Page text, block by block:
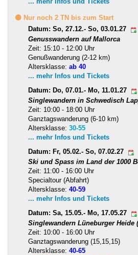
🟡 Nur noch 2 TN bis zum Start
Datum: So, 27.12.- So, 03.01.27
Genusswandern auf Mallorca
Zeit: 15:10 - 12:00 Uhr
Genußwanderung (2-12 km)
Altersklasse: ab 40
... mehr Infos und Tickets
Datum: Do, 07.01.- Mo, 11.01.27
Singlewandern in Schwedisch
Zeit: 10:00 - 18:00 Uhr
Ganztagswanderung (6-10 km)
Altersklasse: 30-55
... mehr Infos und Tickets
Datum: Fr, 05.02.- So, 07.02.27
Ski und Spass im Land der 1000
Zeit: 11:00 - 16:00 Uhr
Specialtour (Abfahrt)
Altersklasse: 40-59
... mehr Infos und Tickets
Datum: Sa, 15.05.- Mo, 17.05.27
Singlewandern Lüneburger Heide
Zeit: 10:00 - 16:00 Uhr
Ganztagswanderung (15,15,15)
Altersklasse: 40-65